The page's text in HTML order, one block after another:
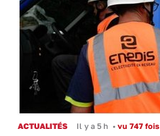
ACTUALITÉS Il y a 5 h • vu 747 fois